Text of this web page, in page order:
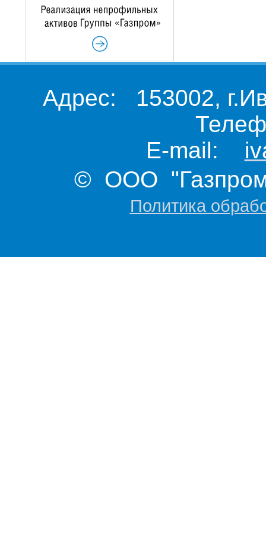
Адрес: 153002,
E-mail:
© ООО "Газпром
Политика